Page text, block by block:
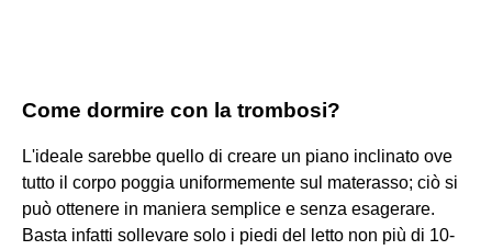
Come dormire con la trombosi?
L'ideale sarebbe quello di creare un piano inclinato ove
tutto il corpo poggia uniformemente sul materasso; ciò si
può ottenere in maniera semplice e senza esagerare.
Basta infatti sollevare solo i piedi del letto non più di 10-